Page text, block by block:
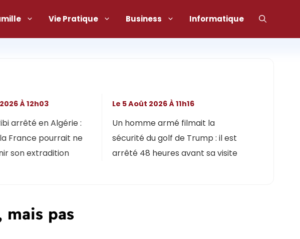
Vie Pratique Business Informatique
arrêté en Algérie :
France pourrait ne
son extradition
À 12h03
Un homme armé filmait la
sécurité du golf de Trump : il est
arrêté 48 heures avant sa visite
Le 5 Août 2026 À 11h16
mais pas